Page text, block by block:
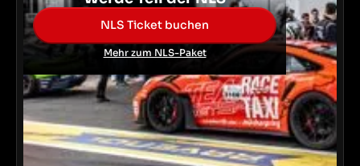
NLS Ticket buchen
Mehr zum NLS-Paket